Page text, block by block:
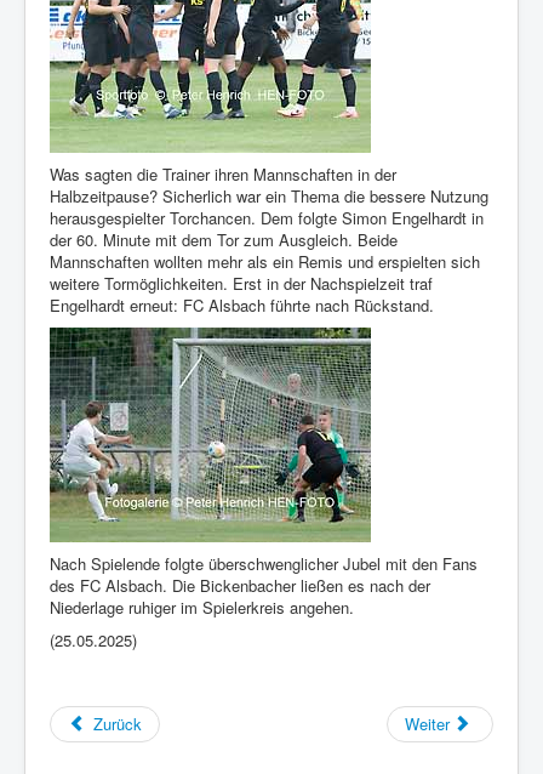
Was sagten die Trainer ihren Mannschaften in der
Halbzeitpause? Sicherlich war ein Thema die bessere Nutzung
herausgespielter Torchancen. Dem folgte Simon Engelhardt in
der 60. Minute mit dem Tor zum Ausgleich. Beide
Mannschaften wollten mehr als ein Remis und erspielten sich
weitere Tormöglichkeiten. Erst in der Nachspielzeit traf
Engelhardt erneut: FC Alsbach führte nach Rückstand.
Nach Spielende folgte überschwenglicher Jubel mit den Fans
des FC Alsbach. Die Bickenbacher ließen es nach der
Niederlage ruhiger im Spielerkreis angehen.
(25.05.2025)
Zurück Weiter